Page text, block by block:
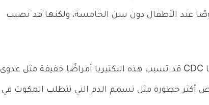
عند الأطفال دون سن الخامسة، ولكنها قد تصيب
وفقًا لمركز السيطرة على الأمراض والوقاية منها CDC قد تسبب هذه البكتيريا أمراضًا خفيفة مثل عدوى
أكثر خطورة مثل تسمم الدم التي تتطلب المكوث في